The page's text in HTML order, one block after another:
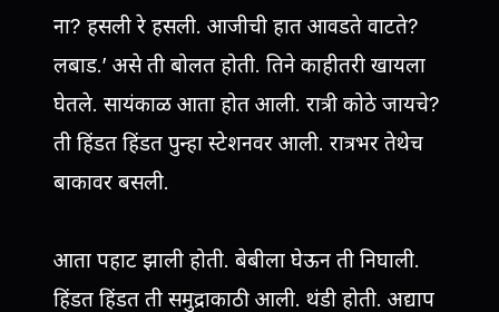
ना? हसली रे हसली. आजीची हात आवडते वाटते?
लबाड.’ असे ती बोलत होती. तिने काहीतरी खायला
घेतले. सायंकाळ आता होत आली. रात्री कोठे जायचे?
ती हिंडत हिंडत पुन्हा स्टेशनवर आली. रात्रभर तेथेच
बाकावर बसली.
आता पहाट झाली होती. बेबीला घेऊन ती निघाली.
हिंडत हिंडत ती समुद्राकाठी आली. थंडी होती. अद्याप